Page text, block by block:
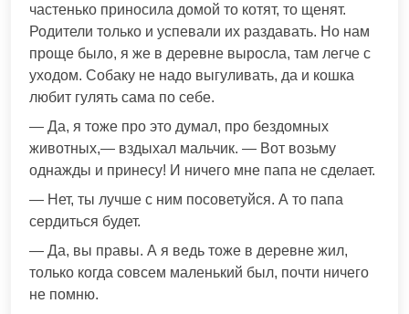
частенько приносила домой то котят, то щенят.
Родители только и успевали их раздавать. Но нам
проще было, я же в деревне выросла, там легче с
уходом. Собаку не надо выгуливать, да и кошка
любит гулять сама по себе.
— Да, я тоже про это думал, про бездомных
животных,— вздыхал мальчик. — Вот возьму
однажды и принесу! И ничего мне папа не сделает.
— Нет, ты лучше с ним посоветуйся. А то папа
сердиться будет.
— Да, вы правы. А я ведь тоже в деревне жил,
только когда совсем маленький был, почти ничего
не помню.